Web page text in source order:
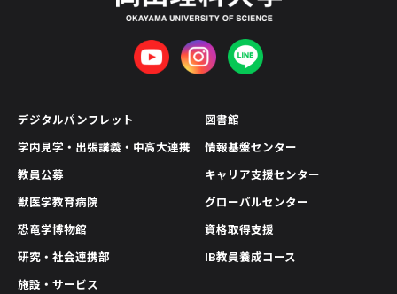
デジタルパンフレット
学内見学・出張講義・中高大連携
教員公募
獣医学教育病院
恐竜学博物館
研究・社会連携部
図書館
情報基盤センター
キャリア支援センター
グローバルセンター
資格取得支援
IB教員養成コース
施設・サービス